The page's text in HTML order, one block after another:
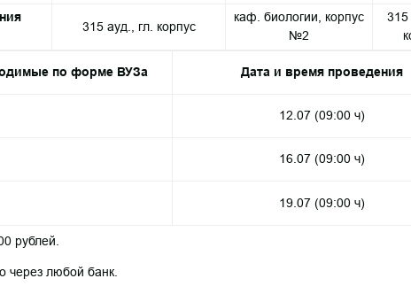
315 ауд., гл. корпус
каф. биологии, корпус
№2
315
по форме ВУЗа Дата и время проведения
12.07 (09:00 ч)
16.07 (09:00 ч)
19.07 (09:00 ч)
рублей.
через любой банк.